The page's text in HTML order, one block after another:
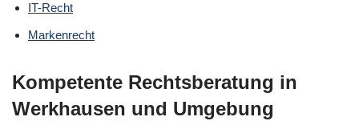
IT-Recht
Markenrecht
Kompetente Rechtsberatung in
Werkhausen und Umgebung